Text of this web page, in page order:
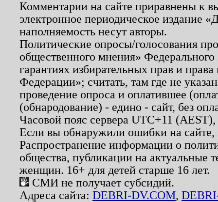
Комментарии на сайте приравнены к
электронное периодическое издание
наполняемость несут авторы.
Политические опросы/голосования
общественного мнения»
гарантиях избирательных прав и
Федерации»; считать, там где не
проведение опроса и оплатившее
(обнародование) - едино - сайт, без
Часовой пояс сервера UTC+11
Если вы обнаружили ошибки на
Распространение информации о
общества, публикации на актуальные
женщин. 16+ для детей старше 16 лет.
СМИ не получает субсидий.
Адреса сайта: DEBRI-DV.COM,